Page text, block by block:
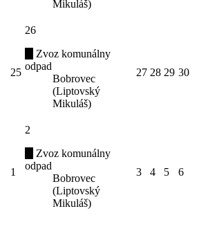
Mikuláš)
25
26
Zvoz komunálny
odpad
Bobrovec
(Liptovský
Mikuláš)
27 28 29 30
1
2
Zvoz komunálny
odpad
Bobrovec
(Liptovský
Mikuláš)
3 4 5 6